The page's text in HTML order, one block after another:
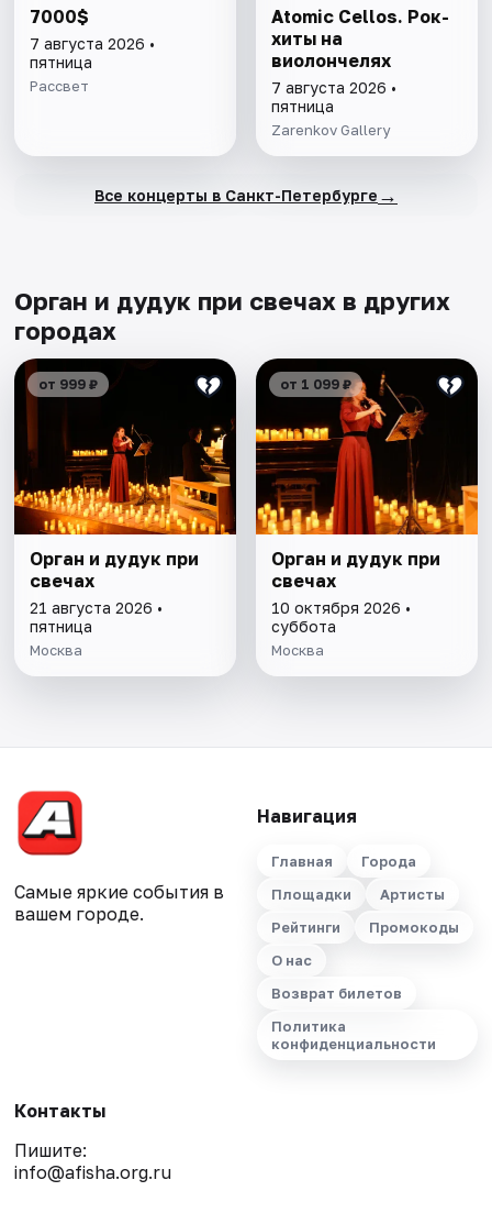
7000$
7 августа 2026 •
пятница
Рассвет
Atomic Cellos. Рок-
хиты на
виолончелях
7 августа 2026 •
пятница
Zarenkov Gallery
Все концерты в Санкт-Петербурге →
Орган и дудук при свечах в других
городах
от 999 ₽
Орган и дудук при
свечах
21 августа 2026 •
пятница
Москва
от 1 099 ₽
Орган и дудук при
свечах
10 октября 2026 •
суббота
Москва
Самые яркие события в
вашем городе.
Навигация
Главная
Города
Площадки
Артисты
Рейтинги
Промокоды
О нас
Возврат билетов
Политика
конфиденциальности
Контакты
Пишите:
info@afisha.org.ru